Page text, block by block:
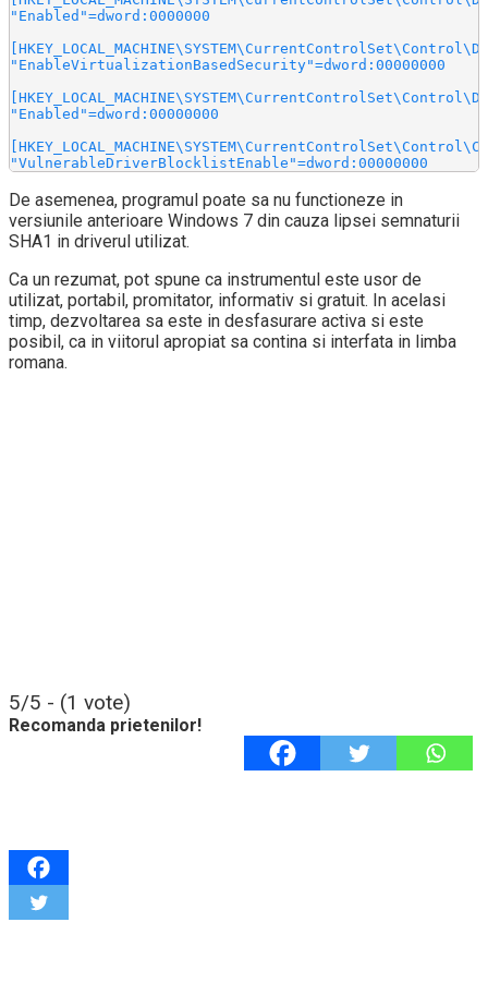
"Enabled"=dword:0000000
"EnableVirtualizationBasedSecurity"=dword:00000000
"Enabled"=dword:00000000
"VulnerableDriverBlocklistEnable"=dword:00000000
De asemenea, programul poate sa nu functioneze in
versiunile anterioare Windows 7 din cauza lipsei semnaturii
SHA1 in driverul utilizat.
Ca un rezumat, pot spune ca instrumentul este usor de
utilizat, portabil, promitator, informativ si gratuit. In acelasi
timp, dezvoltarea sa este in desfasurare activa si este
posibil, ca in viitorul apropiat sa contina si interfata in limba
romana.
5/5 - (1 vote)
Recomanda prietenilor!